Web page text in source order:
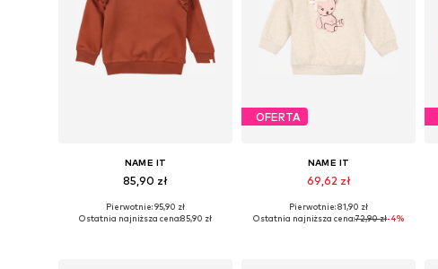
NAME IT
85,90 zł
Pierwotnie: 95,90 zł
Ostatnia najniższa cena:85,90 zł
OFERTA
NAME IT
69,62 zł
Pierwotnie: 81,90 zł
Ostatnia najniższa cena:72,90 zł-4%